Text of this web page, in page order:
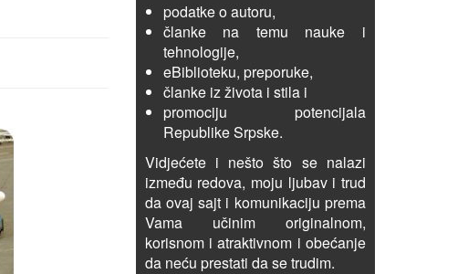
podatke o autoru,
članke na temu nauke i
tehnologije,
eBiblioteku, preporuke,
članke iz života i stila i
promociju potencijala
Republike Srpske.
Vidjećete i nešto što se nalazi
između redova, moju ljubav i trud
da ovaj sajt i komunikaciju prema
Vama učinim originalnom,
korisnom i atraktivnom i obećanje
da neću prestati da se trudim.